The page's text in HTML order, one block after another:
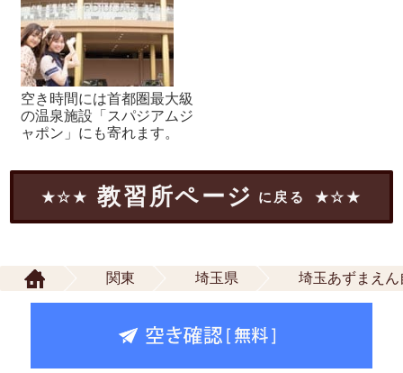
関東 埼玉県 埼玉あずまえ
空き時間には首都圏最大級
の温泉施設「スパジアムジ
ャポン」にも寄れます。
教習所ページ に戻る